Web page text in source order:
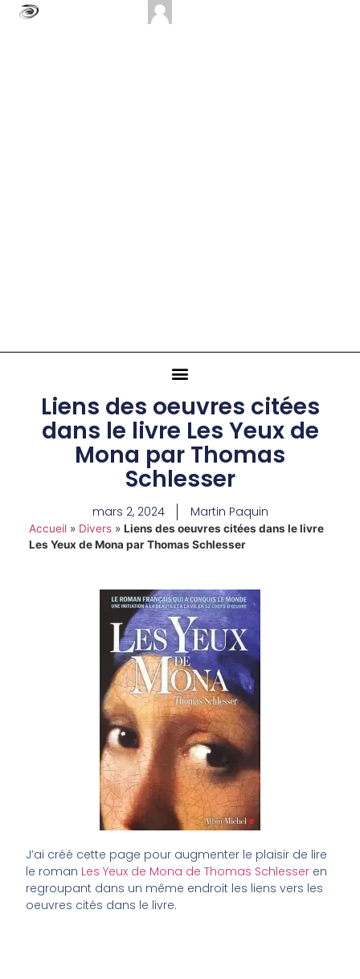
Liens des oeuvres citées
dans le livre Les Yeux de
Mona par Thomas
Schlesser
mars 2, 2024 Martin Paquin
Accueil» Divers» Liens des oeuvres citées dans le livre
Les Yeux de Mona par Thomas Schlesser
J’ai créé cette page pour augmenter le plaisir de lire
le roman Les Yeux de Mona de Thomas Schlesser en
regroupant dans un même endroit les liens vers les
oeuvres cités dans le livre.